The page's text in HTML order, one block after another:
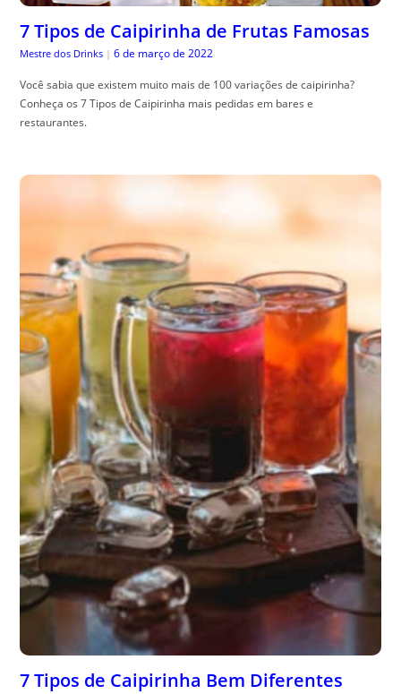
7 Tipos de Caipirinha de Frutas Famosas
Mestre dos Drinks | 6 de março de 2022
Você sabia que existem muito mais de 100 variações de caipirinha?
Conheça os 7 Tipos de Caipirinha mais pedidas em bares e
restaurantes.
7 Tipos de Caipirinha Bem Diferentes